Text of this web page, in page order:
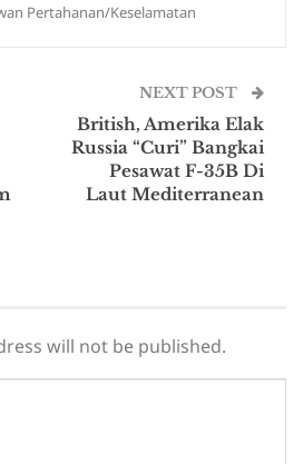
Pertahanan/Keselamatan
NEXT POST
British, Amerika Elak
Russia “Curi” Bangkai
Pesawat F-35B Di
Laut Mediterranean
will not be published.